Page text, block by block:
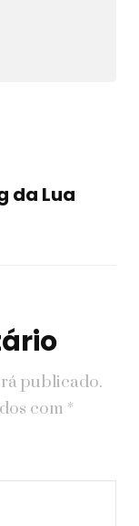
da Lua
publicado.
com *